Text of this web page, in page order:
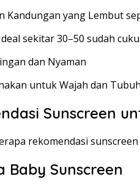
Kandungan yang Lembut
sekitar 30–50 sudah
dan Nyaman
untuk Wajah dan Tubuh
Sunscreen
rekomendasi
Baby Sunscreen